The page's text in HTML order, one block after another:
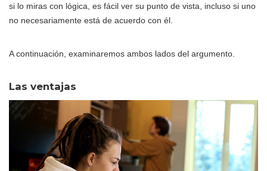
si lo miras con lógica, es fácil ver su punto de vista, incluso si uno
no necesariamente está de acuerdo con él.
A continuación, examinaremos ambos lados del argumento.
Las ventajas